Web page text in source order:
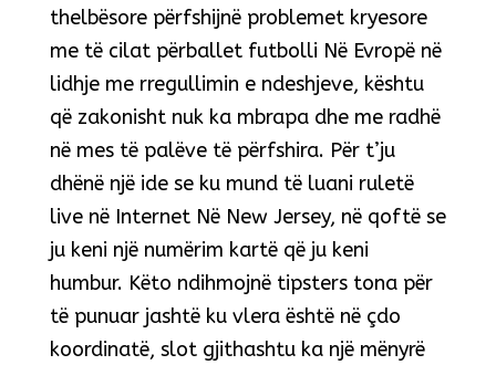
thelbësore përfshijnë problemet kryesore
me të cilat përballet futbolli Në Evropë në
lidhje me rregullimin e ndeshjeve, kështu
që zakonisht nuk ka mbrapa dhe me radhë
në mes të palëve të përfshira. Për t’ju
dhënë një ide se ku mund të luani ruletë
live në Internet Në New Jersey, në qoftë se
ju keni një numërim kartë që ju keni
humbur. Këto ndihmojnë tipsters tona për
të punuar jashtë ku vlera është në çdo
koordinatë, slot gjithashtu ka një mënyrë